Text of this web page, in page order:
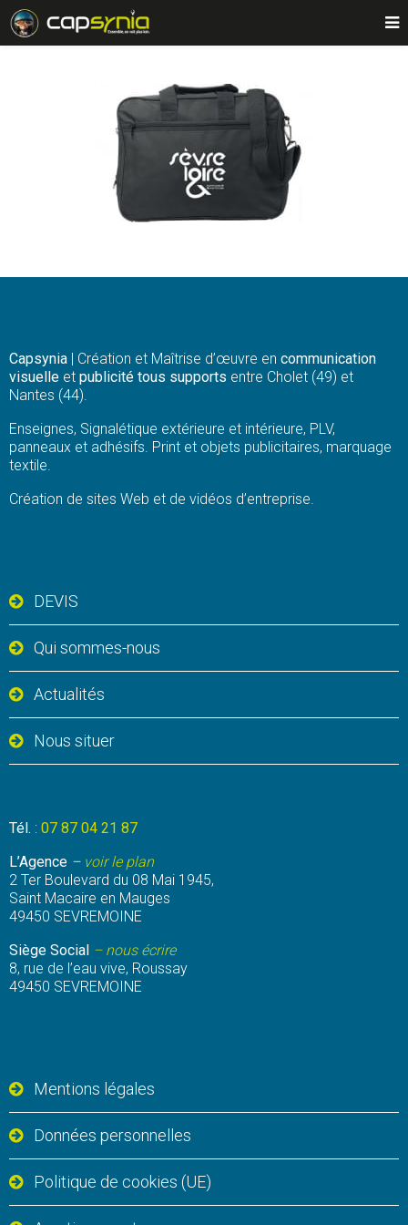
Capsynia | Création et Maîtrise d’œuvre en communication
visuelle et publicité tous supports entre Cholet (49) et
Nantes (44).
Enseignes, Signalétique extérieure et intérieure, PLV,
panneaux et adhésifs. Print et objets publicitaires, marquage
textile.
Création de sites Web et de vidéos d’entreprise.
DEVIS
Qui sommes-nous
Actualités
Nous situer
Tél. : 07 87 04 21 87
L’Agence – voir le plan
2 Ter Boulevard du 08 Mai 1945,
Saint Macaire en Mauges
49450 SEVREMOINE
Siège Social – nous écrire
8, rue de l’eau vive, Roussay
49450 SEVREMOINE
Mentions légales
Données personnelles
Politique de cookies (UE)